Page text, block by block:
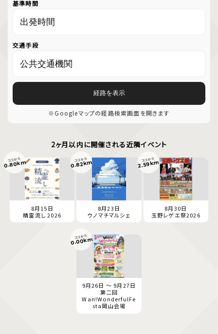
基準時間
交通手段
経路を表示
※Googleマップの経路検索画面を開きます
2ヶ月以内に開催される近隣イベント
8月15日
精霊流し 2026
ココから
0.80km
8月23日
ウノマチマルシェ
ココから
0.82km
8月30日
玉野レゲエ祭2026
ココから
2.59km
9月26日 ～ 9月27日
第二回
Wan!WonderfulFe
sta岡山会場
ココから
0.00km